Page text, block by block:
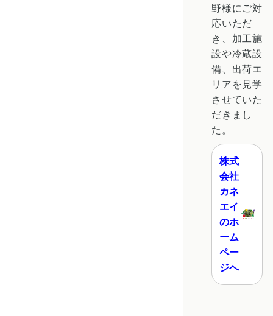
野様にご対
応いただ
き、加工施
設や冷蔵設
備、出荷エ
リアを見学
させていた
だきまし
た。
株式
会社
カネ
エイ
のホ
ーム
ペー
ジへ